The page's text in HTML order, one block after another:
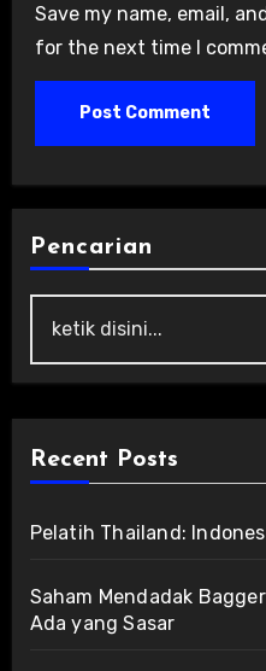
Save my name, email,
for the next time I
Pencarian
Recent Posts
Pelatih Thailand:
Saham Mendadak
Ada yang Sasar